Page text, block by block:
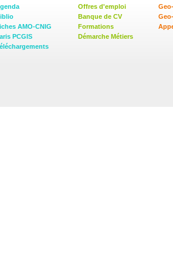
AMO-CNIG
PCGIS
Offres d'emploi
Banque de CV
Formations
Démarche Métiers